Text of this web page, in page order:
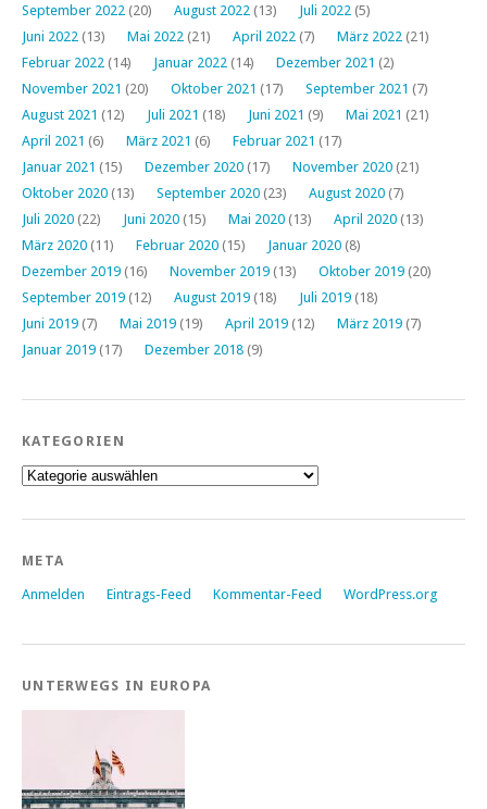
September 2022 (20) August 2022 (13) Juli 2022 (5)
Juni 2022 (13) Mai 2022 (21) April 2022 (7) März 2022 (21)
Februar 2022 (14) Januar 2022 (14) Dezember 2021 (2)
November 2021 (20) Oktober 2021 (17) September 2021 (7)
August 2021 (12) Juli 2021 (18) Juni 2021 (9) Mai 2021 (21)
April 2021 (6) März 2021 (6) Februar 2021 (17)
Januar 2021 (15) Dezember 2020 (17) November 2020 (21)
Oktober 2020 (13) September 2020 (23) August 2020 (7)
Juli 2020 (22) Juni 2020 (15) Mai 2020 (13) April 2020 (13)
März 2020 (11) Februar 2020 (15) Januar 2020 (8)
Dezember 2019 (16) November 2019 (13) Oktober 2019 (20)
September 2019 (12) August 2019 (18) Juli 2019 (18)
Juni 2019 (7) Mai 2019 (19) April 2019 (12) März 2019 (7)
Januar 2019 (17) Dezember 2018 (9)
KATEGORIEN
Kategorien
META
Anmelden Eintrags-Feed Kommentar-Feed WordPress.org
UNTERWEGS IN EUROPA